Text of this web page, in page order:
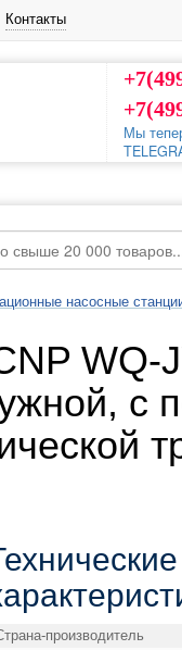
Контакты
Мы
насосные
WQ-
производитель